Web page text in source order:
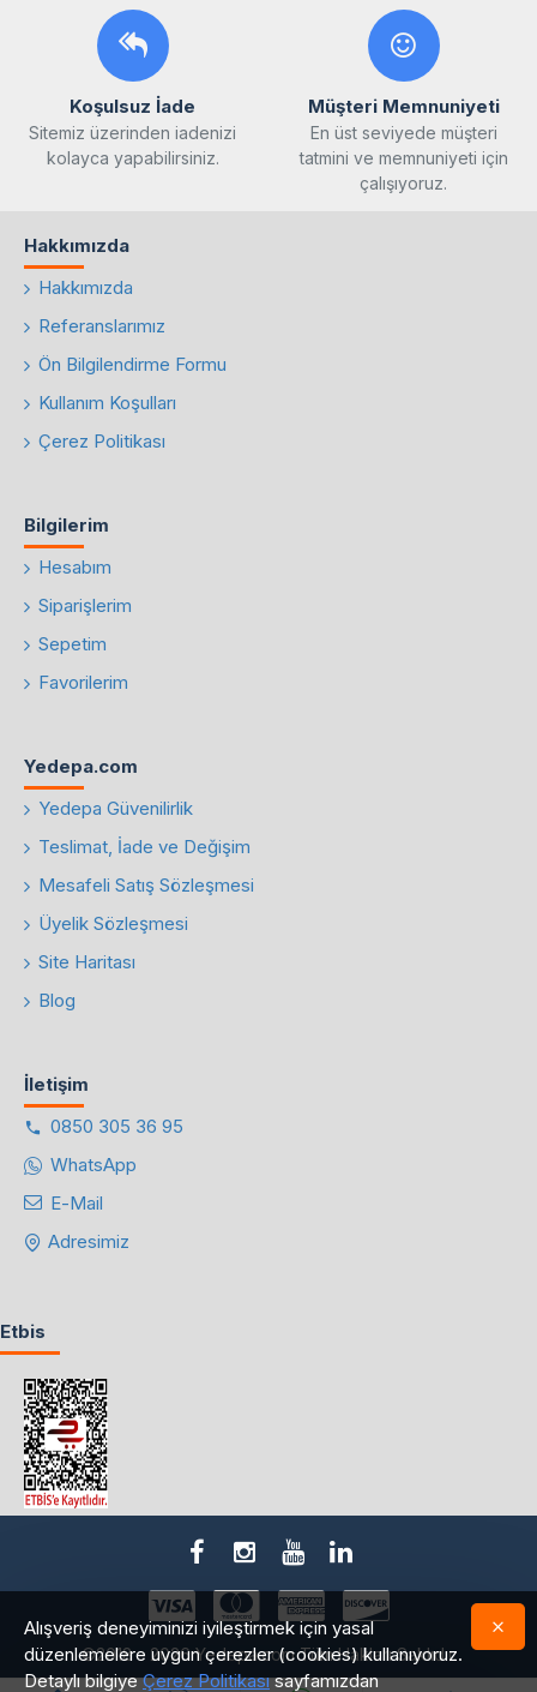
Alışveriş deneyiminizi iyileştirmek için yasal
düzenlemelere uygun çerezler (cookies) kullanıyoruz.
Detaylı bilgiyeÇerez Politikasısayfamızdan
Koşulsuz İade
Sitemiz üzerinden iadenizi
kolayca yapabilirsiniz.
Müşteri Memnuniyeti
En üst seviyede müşteri
tatmini ve memnuniyeti için
çalışıyoruz.
Hakkımızda
Hakkımızda
Referanslarımız
Ön Bilgilendirme Formu
Kullanım Koşulları
Çerez Politikası
Bilgilerim
Hesabım
Siparişlerim
Sepetim
Favorilerim
Yedepa.com
Yedepa Güvenilirlik
Teslimat, İade ve Değişim
Mesafeli Satış Sözleşmesi
Üyelik Sözleşmesi
Site Haritası
Blog
İletişim
0850 305 36 95
WhatsApp
E-Mail
Adresimiz
Etbis
©2018 - 2026 Yedepa.com Tüm Hakları Saklıdır.